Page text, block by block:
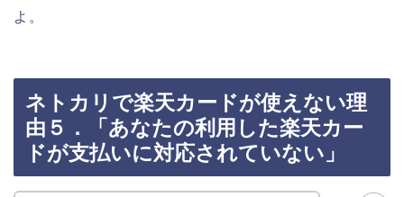
よ。
ネトカリで楽天カードが使えない理
由５．「あなたの利用した楽天カー
ドが支払いに対応されていない」